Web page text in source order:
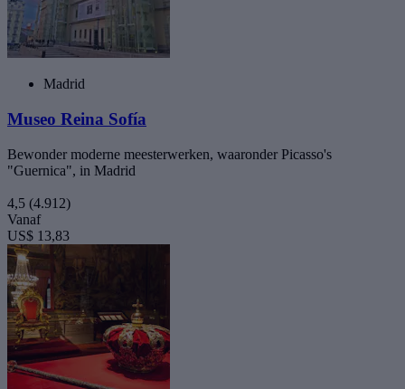
Madrid
Museo Reina Sofía
Bewonder moderne meesterwerken, waaronder Picasso's
"Guernica", in Madrid
4,5 (4.912)
Vanaf
US$ 13,83